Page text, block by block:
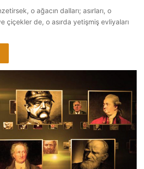
o ağacın dalları; asırları, o
çiçekler de, o asırda yetişmiş evliyaları